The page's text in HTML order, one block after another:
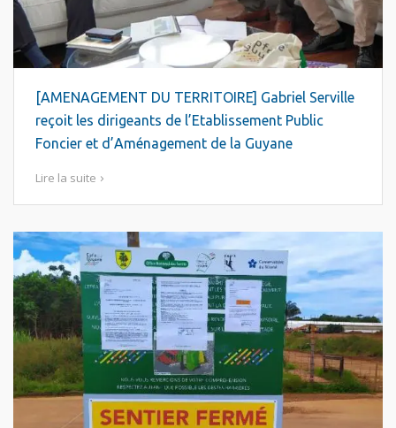
[AMENAGEMENT DU TERRITOIRE] Gabriel Serville
reçoit les dirigeants de l’Etablissement Public
Foncier et d’Aménagement de la Guyane
Lire la suite